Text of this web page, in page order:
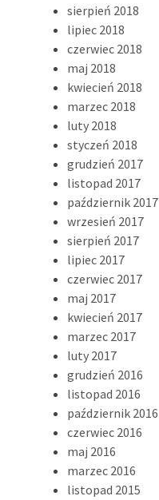
sierpień 2018
lipiec 2018
czerwiec 2018
maj 2018
kwiecień 2018
marzec 2018
luty 2018
styczeń 2018
grudzień 2017
listopad 2017
październik 2017
wrzesień 2017
sierpień 2017
lipiec 2017
czerwiec 2017
maj 2017
kwiecień 2017
marzec 2017
luty 2017
grudzień 2016
listopad 2016
październik 2016
czerwiec 2016
maj 2016
marzec 2016
listopad 2015